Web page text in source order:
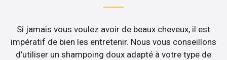
Si jamais vous voulez avoir de beaux cheveux, il est
impératif de bien les entretenir. Nous vous conseillons
d’utiliser un shampoing doux adapté à votre type de